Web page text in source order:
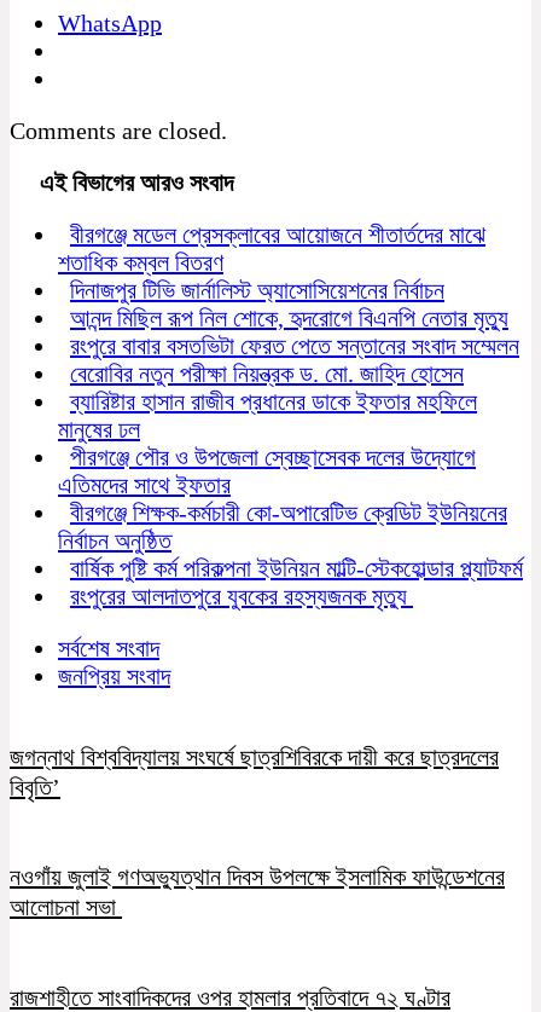
WhatsApp
Comments are closed.
এই বিভাগের আরও সংবাদ
বীরগঞ্জে মডেল প্রেসক্লাবের আয়োজনে শীতার্তদের মাঝে
শতাধিক কম্বল বিতরণ
দিনাজপুর টিভি জার্নালিস্ট অ্যাসোসিয়েশনের নির্বাচন
আনন্দ মিছিল রূপ নিল শোকে, হৃদরোগে বিএনপি নেতার মৃত্যু
রংপুরে বাবার বসতভিটা ফেরত পেতে সন্তানের সংবাদ সম্মেলন
বেরোবির নতুন পরীক্ষা নিয়ন্ত্রক ড. মো. জাহিদ হোসেন
ব্যারিষ্টার হাসান রাজীব প্রধানের ডাকে ইফতার মহফিলে
মানুষের ঢল
পীরগঞ্জে পৌর ও উপজেলা স্বেচ্ছাসেবক দলের উদ্যোগে
এতিমদের সাথে ইফতার
বীরগঞ্জে শিক্ষক-কর্মচারী কো-অপারেটিভ ক্রেডিট ইউনিয়নের
নির্বাচন অনুষ্ঠিত
বার্ষিক পুষ্টি কর্ম পরিকল্পনা ইউনিয়ন মাল্টি-স্টেকহোল্ডার প্ল্যাটফর্ম
রংপুরের আলদাতপুরে যুবকের রহস্যজনক মৃত্যু
সর্বশেষ সংবাদ
জনপ্রিয় সংবাদ
জগন্নাথ বিশ্ববিদ্যালয় সংঘর্ষে ছাত্রশিবিরকে দায়ী করে ছাত্রদলের
বিবৃতি’
নওগাঁয় জুলাই গণঅভ্যুত্থান দিবস উপলক্ষে ইসলামিক ফাউন্ডেশনের
আলোচনা সভা
রাজশাহীতে সাংবাদিকদের ওপর হামলার প্রতিবাদে ৭২ ঘণ্টার